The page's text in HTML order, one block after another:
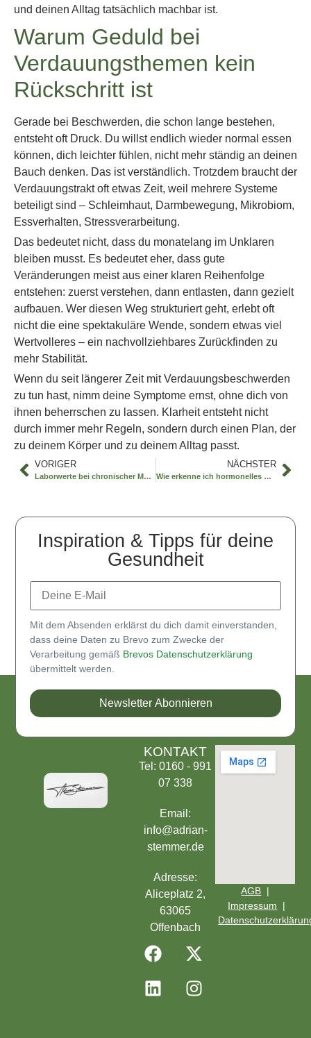
und deinen Alltag tatsächlich machbar ist.
Warum Geduld bei
Verdauungsthemen kein
Rückschritt ist
Gerade bei Beschwerden, die schon lange bestehen,
entsteht oft Druck. Du willst endlich wieder normal essen
können, dich leichter fühlen, nicht mehr ständig an deinen
Bauch denken. Das ist verständlich. Trotzdem braucht der
Verdauungstrakt oft etwas Zeit, weil mehrere Systeme
beteiligt sind – Schleimhaut, Darmbewegung, Mikrobiom,
Essverhalten, Stressverarbeitung.
Das bedeutet nicht, dass du monatelang im Unklaren
bleiben musst. Es bedeutet eher, dass gute
Veränderungen meist aus einer klaren Reihenfolge
entstehen: zuerst verstehen, dann entlasten, dann gezielt
aufbauen. Wer diesen Weg strukturiert geht, erlebt oft
nicht die eine spektakuläre Wende, sondern etwas viel
Wertvolleres – ein nachvollziehbares Zurückfinden zu
mehr Stabilität.
Wenn du seit längerer Zeit mit Verdauungsbeschwerden
zu tun hast, nimm deine Symptome ernst, ohne dich von
ihnen beherrschen zu lassen. Klarheit entsteht nicht
durch immer mehr Regeln, sondern durch einen Plan, der
zu deinem Körper und zu deinem Alltag passt.
VORIGER
Laborwerte bei chronischer Müdigkeit lesen
NÄCHSTER
Wie erkenne ich hormonelles Ungleichgewicht?
Inspiration & Tipps für deine
Gesundheit
Mit dem Absenden erklärst du dich damit einverstanden,
dass deine Daten zu Brevo zum Zwecke der
Verarbeitung gemäß Brevos Datenschutzerklärung
übermittelt werden.
Newsletter Abonnieren
KONTAKT
Tel: 0160 - 991
07 338
Email:
info@adrian-
stemmer.de
Adresse:
Aliceplatz 2,
63065
Offenbach
AGB |
Impressum |